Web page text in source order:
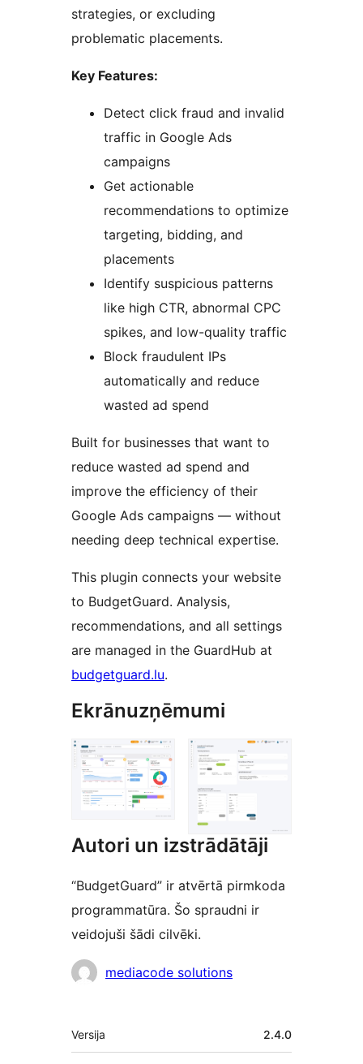
strategies, or excluding
problematic placements.
Key Features:
Detect click fraud and invalid
traffic in Google Ads
campaigns
Get actionable
recommendations to optimize
targeting, bidding, and
placements
Identify suspicious patterns
like high CTR, abnormal CPC
spikes, and low-quality traffic
Block fraudulent IPs
automatically and reduce
wasted ad spend
Built for businesses that want to
reduce wasted ad spend and
improve the efficiency of their
Google Ads campaigns — without
needing deep technical expertise.
This plugin connects your website
to BudgetGuard. Analysis,
recommendations, and all settings
are managed in the GuardHub at
budgetguard.lu.
Ekrānuzņēmumi
Autori un izstrādātāji
“BudgetGuard” ir atvērtā pirmkoda
programmatūra. Šo spraudni ir
veidojuši šādi cilvēki.
Līdzdalībnieki
mediacode solutions
Meta
Versija 2.4.0